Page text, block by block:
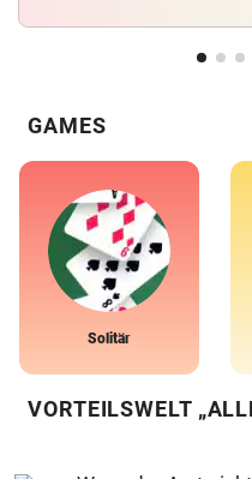
GAMES
Solitär
VORTEILSWELT